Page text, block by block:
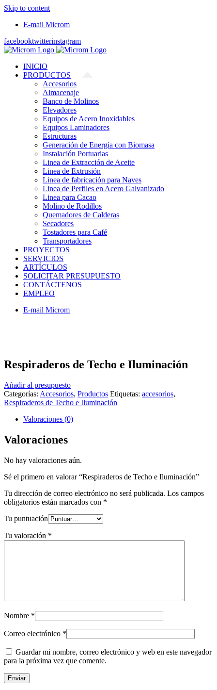
Skip to content
E-mail Microm
facebooktwitterinstagram
INICIO
PRODUCTOS
Accesorios
Almacenaje
Banco de Molinos
Elevadores
Equipos de Acero Inoxidables
Equipos Laminadores
Estructuras
Generación de Energía con Biomasa
Instalación Portuarias
Linea de Extracción de Aceite
Linea de Extrusión
Linea de fabricación para Naves
Linea de Perfiles en Acero Galvanizado
Linea para Cacao
Molino de Rodillos
Quemadores de Calderas
Secadores
Tostadores para Café
Transportadores
PROYECTOS
SERVICIOS
ARTÍCULOS
SOLICITAR PRESUPUESTO
CONTÁCTENOS
EMPLEO
E-mail Microm
Respiraderos de Techo e Iluminación
Añadir al presupuesto
Categorías: Accesorios, Productos Etiquetas: accesorios,
Respiraderos de Techo e Iluminación
Valoraciones (0)
Valoraciones
No hay valoraciones aún.
Sé el primero en valorar “Respiraderos de Techo e Iluminación”
Tu dirección de correo electrónico no será publicada. Los campos
obligatorios están marcados con *
Tu puntuación
Tu valoración *
Nombre *
Correo electrónico *
Guardar mi nombre, correo electrónico y web en este navegador
para la próxima vez que comente.